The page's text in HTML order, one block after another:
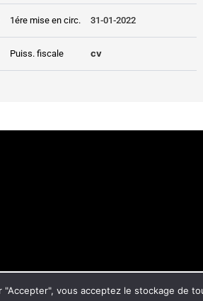
1ére mise en circ. 31-01-2022
Puiss. fiscale cv
CONFIDENTIALITÉ ET DES COOKIES
vous acceptez le stockage de